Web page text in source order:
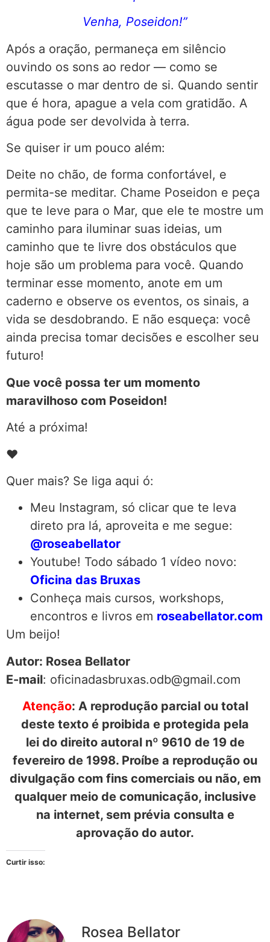
Venha, Poseidon!”
Após a oração, permaneça em silêncio
ouvindo os sons ao redor — como se
escutasse o mar dentro de si. Quando sentir
que é hora, apague a vela com gratidão. A
água pode ser devolvida à terra.
Se quiser ir um pouco além:
Deite no chão, de forma confortável, e
permita-se meditar. Chame Poseidon e peça
que te leve para o Mar, que ele te mostre um
caminho para iluminar suas ideias, um
caminho que te livre dos obstáculos que
hoje são um problema para você. Quando
terminar esse momento, anote em um
caderno e observe os eventos, os sinais, a
vida se desdobrando. E não esqueça: você
ainda precisa tomar decisões e escolher seu
futuro!
Que você possa ter um momento
maravilhoso com Poseidon!
Até a próxima!
♥
Quer mais? Se liga aqui ó:
Meu Instagram, só clicar que te leva
direto pra lá, aproveita e me segue:
@roseabellator
Youtube! Todo sábado 1 vídeo novo:
Oficina das Bruxas
Conheça mais cursos, workshops,
encontros e livros em roseabellator.com
Um beijo!
Autor: Rosea Bellator
E-mail: oficinadasbruxas.odb@gmail.com
Atenção: A reprodução parcial ou total
deste texto é proibida e protegida pela
lei do direito autoral nº 9610 de 19 de
fevereiro de 1998. Proíbe a reprodução ou
divulgação com fins comerciais ou não, em
qualquer meio de comunicação, inclusive
na internet, sem prévia consulta e
aprovação do autor.
Curtir isso:
Rosea Bellator